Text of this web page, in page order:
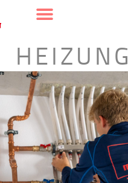
HEIZUNG